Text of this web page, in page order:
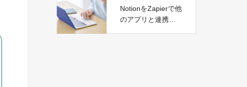
率化するためにど
ちらを選ぶべき？
NotionをZapierで他
のアプリと連携！N